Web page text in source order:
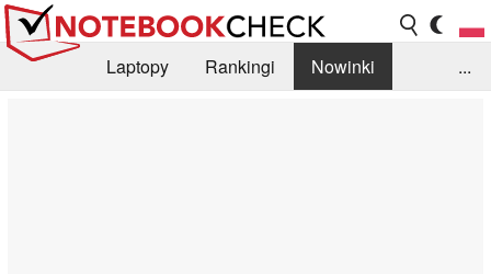
Laptopy Rankingi
Nowinki
...